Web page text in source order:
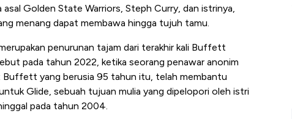
Golden State Warriors, Steph Curry, dan istrinya,
menang dapat membawa hingga tujuh tamu.
penurunan tajam dari terakhir kali Buffett
pada tahun 2022, ketika seorang penawar anonim
Buffett yang berusia 95 tahun itu, telah membantu
Glide, sebuah tujuan mulia yang dipelopori oleh istri
pada tahun 2004.